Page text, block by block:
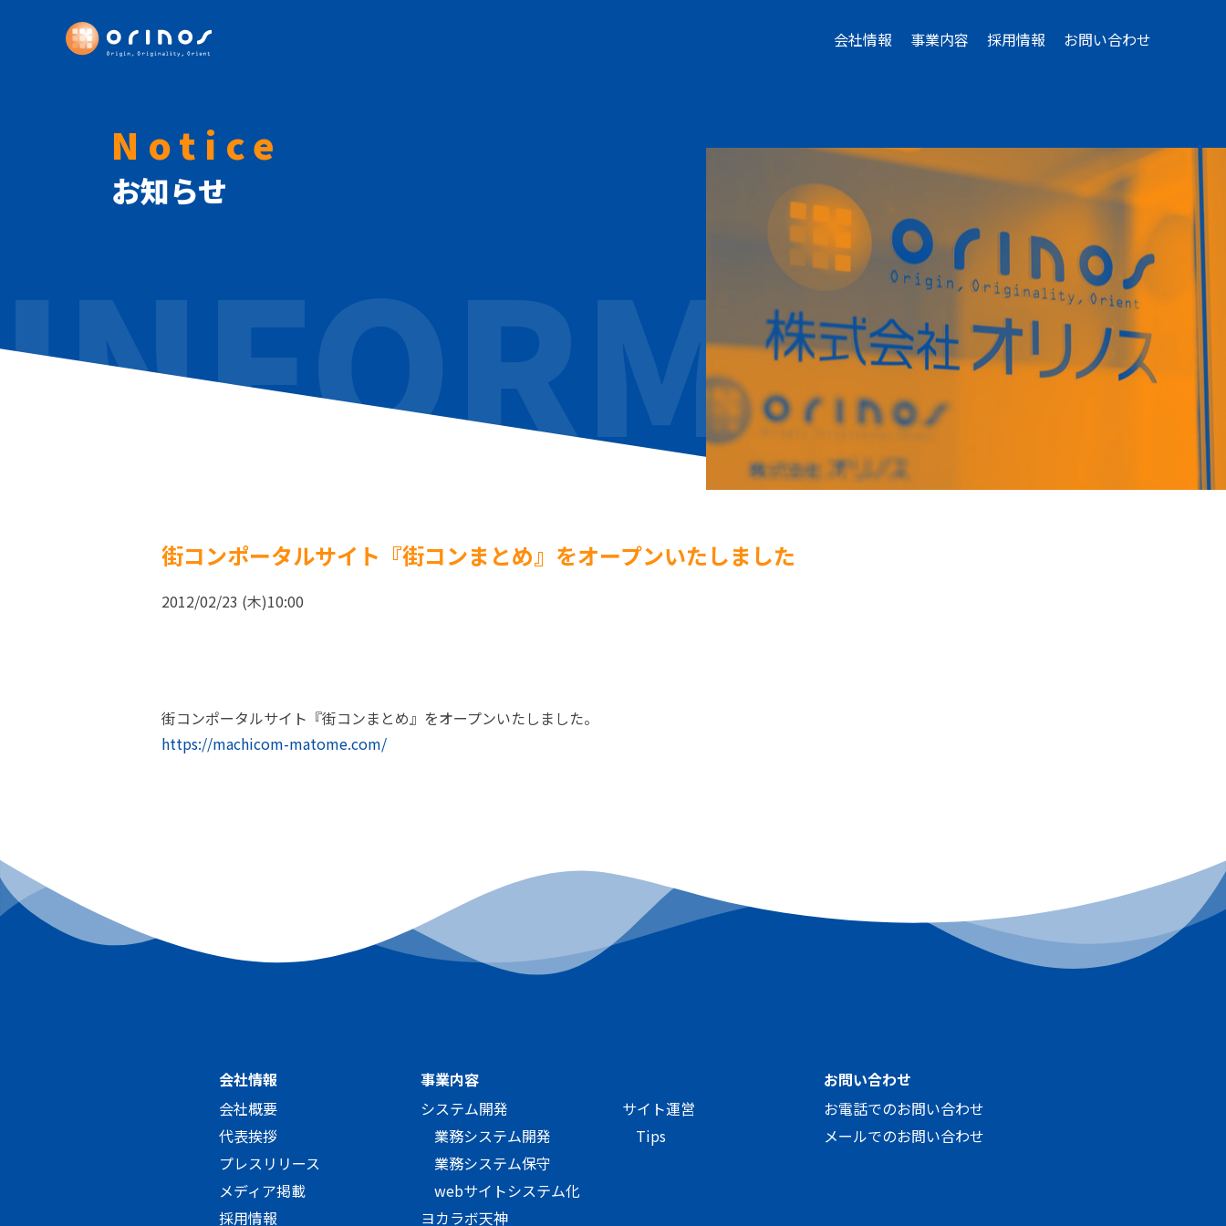
会社情報 事業内容 採用情報 お問い合わせ
Notice
お知らせ
街コンポータルサイト『街コンまとめ』をオープンいたしました
2012/02/23 (木)10:00
街コンポータルサイト『街コンまとめ』をオープンいたしました。
https://machicom-matome.com/
会社情報
会社概要
代表挨拶
プレスリリース
メディア掲載
採用情報
事業内容
システム開発
業務システム開発
業務システム保守
webサイトシステム化
ヨカラボ天神
サイト運営
Tips
お問い合わせ
お電話でのお問い合わせ
メールでのお問い合わせ